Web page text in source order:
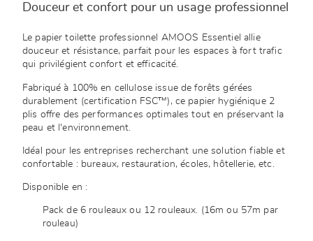
Douceur et confort pour un usage professionnel
Le papier toilette professionnel AMOOS Essentiel allie
douceur et résistance, parfait pour les espaces à fort trafic
qui privilégient confort et efficacité.
Fabriqué à 100% en cellulose issue de forêts gérées
durablement (certification FSC™), ce papier hygiénique 2
plis offre des performances optimales tout en préservant la
peau et l'environnement.
Idéal pour les entreprises recherchant une solution fiable et
confortable : bureaux, restauration, écoles, hôtellerie, etc.
Disponible en :
Pack de 6 rouleaux ou 12 rouleaux. (16m ou 57m par
rouleau)